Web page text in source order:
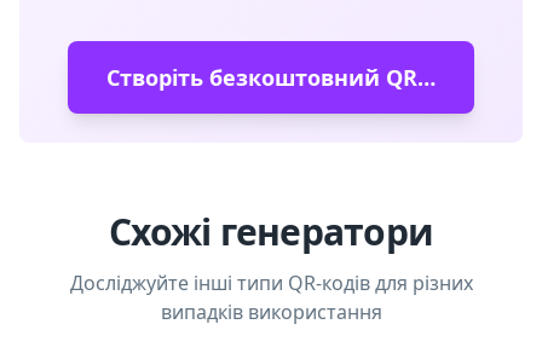
Створіть безкоштовний QR-код
Схожі генератори
Досліджуйте інші типи QR-кодів для різних
випадків використання